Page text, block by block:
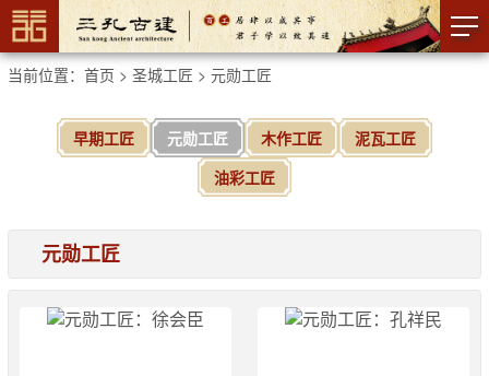
当前位置： 首页 > 圣城工匠 > 元勋工匠
早期工匠 元勋工匠 木作工匠
泥瓦工匠
油彩工匠
元勋工匠